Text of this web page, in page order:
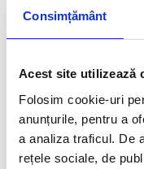
Consimțământ
Acest site utilizează
Folosim cookie-uri
anunțurile, pentru a
a analiza traficul. De
rețele sociale, de
Ce mari absențe mai sunt
YUȘIMAE ROJAS, atleta
și a trebuit să renunțe la
urmă cu trei ani la Tokyo.
LUKA DONCIC; sovenul
națională pentru a doua